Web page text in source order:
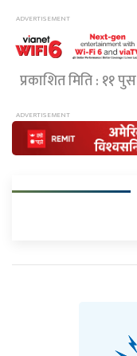
प्रकाशित मिति : ११